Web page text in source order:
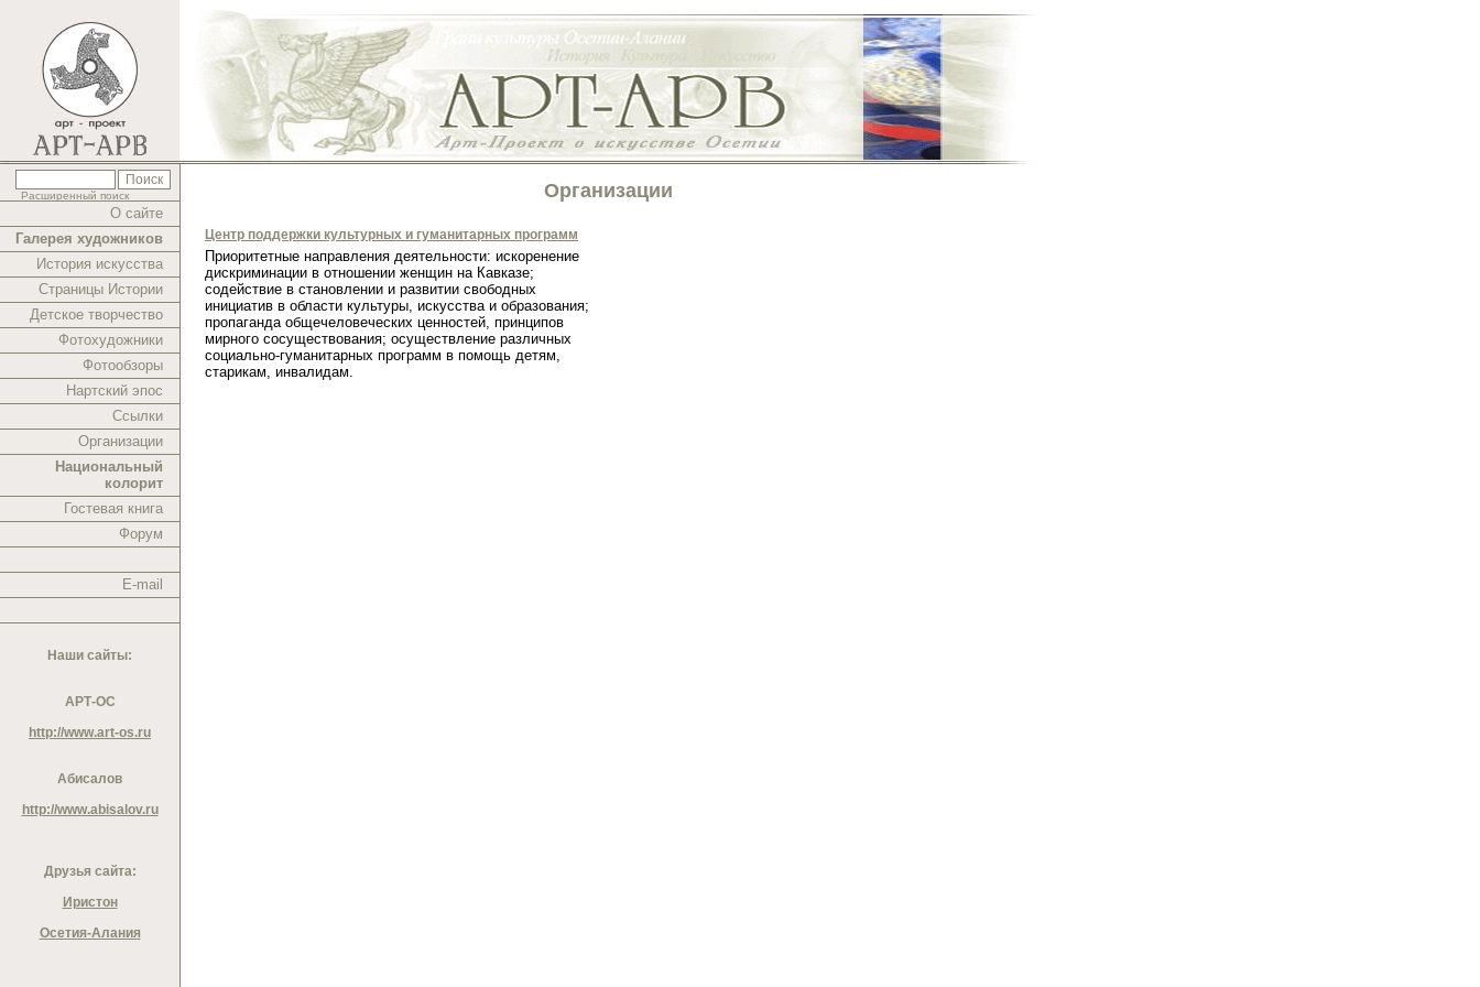
Расширенный поиск
О сайте
Галерея художников
История искусства
Страницы Истории
Детское творчество
Фотохудожники
Фотообзоры
Нартский эпос
Ссылки
Организации
Национальный
колорит
Гостевая книга
Форум
E-mail
Наши сайты:
АРТ-ОС
http://www.art-os.ru
Абисалов
http://www.abisalov.ru
Друзья сайта:
Иристон
Осетия-Алания
Организации
Центр поддержки культурных и гуманитарных программ
Приоритетные направления деятельности: искоренение
дискриминации в отношении женщин на Кавказе;
содействие в становлении и развитии свободных
инициатив в области культуры, искусства и образования;
пропаганда общечеловеческих ценностей, принципов
мирного сосуществования; осуществление различных
социально-гуманитарных программ в помощь детям,
старикам, инвалидам.